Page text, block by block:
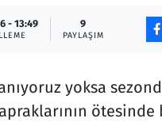
- 13:49 9
PAYLAŞIM
yoksa